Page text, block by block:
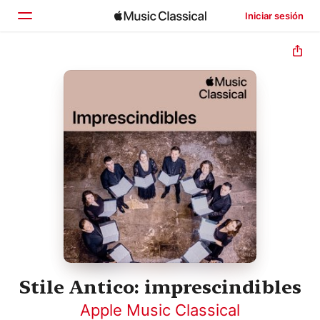
Iniciar sesión
Inicio
Buscar
Stile Antico: imprescindibles
Apple Music Classical